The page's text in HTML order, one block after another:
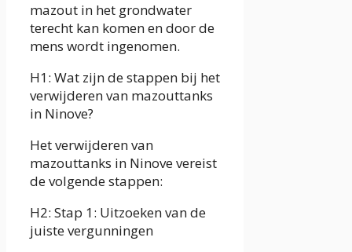
mazout in het grondwater
terecht kan komen en door de
mens wordt ingenomen.
H1: Wat zijn de stappen bij het
verwijderen van mazouttanks
in Ninove?
Het verwijderen van
mazouttanks in Ninove vereist
de volgende stappen:
H2: Stap 1: Uitzoeken van de
juiste vergunningen